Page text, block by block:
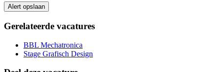
Alert opslaan
Gerelateerde vacatures
BBL Mechatronica
Stage Grafisch Design